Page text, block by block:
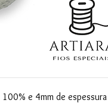
e 4mm de espessura